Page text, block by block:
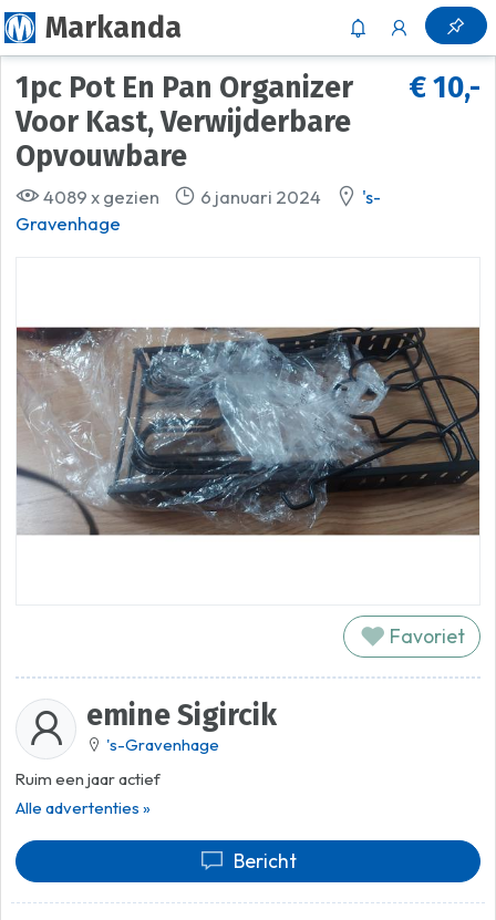
Markanda
€ 10,-
1pc Pot En Pan Organizer
Voor Kast, Verwijderbare
Opvouwbare
4089 x gezien 6 januari 2024
's-
Gravenhage
Favoriet
emine Sigircik
's-Gravenhage
Ruim een jaar actief
Alle advertenties »
Bericht